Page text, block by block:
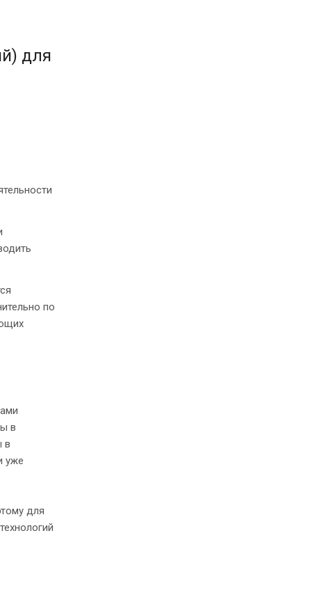
для
по
в
в
уже
для